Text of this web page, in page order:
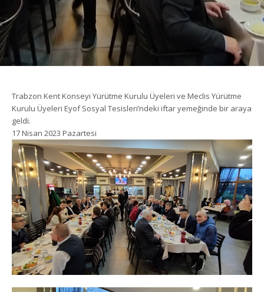
Trabzon Kent Konseyi Yürütme Kurulu Üyeleri ve Meclis Yürütme
Kurulu Üyeleri Eyof Sosyal Tesisleri’ndeki iftar yemeğinde bir araya
geldi.
17 Nisan 2023 Pazartesi